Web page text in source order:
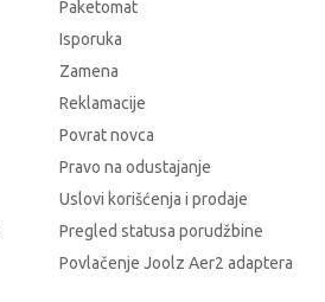
Paketomat
Isporuka
Zamena
Reklamacije
Povrat novca
Pravo na odustajanje
Uslovi korišćenja i prodaje
Pregled statusa porudžbine
Povlačenje Joolz Aer2 adaptera